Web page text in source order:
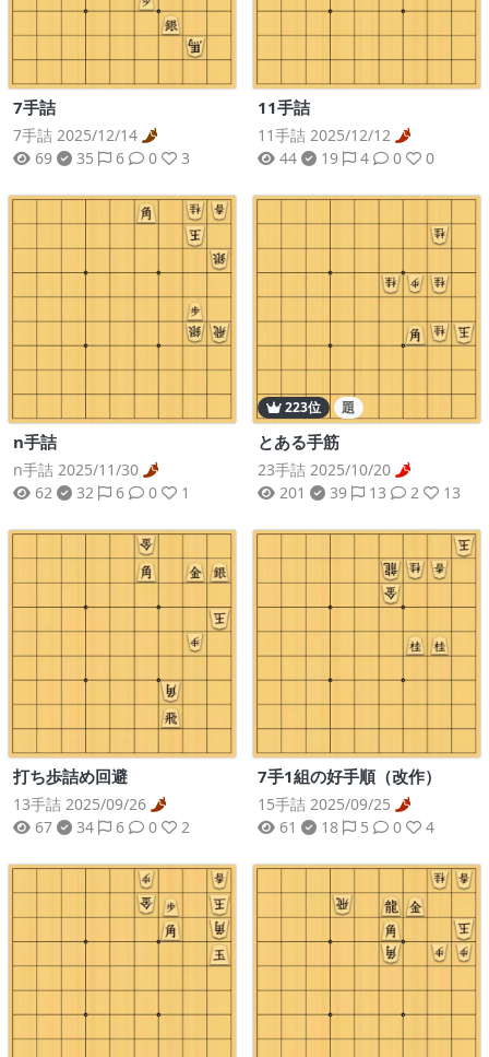
7手詰
7手詰 2025/12/14
69
35 6 0 3
11手詰
11手詰 2025/12/12
44
19 4 0 0
n手詰
n手詰 2025/11/30
62
32 6 0 1
223位 題
とある手筋
23手詰 2025/10/20
201
39 13 2 13
打ち歩詰め回避
13手詰 2025/09/26
67
34 6 0 2
7手1組の好手順（改作）
15手詰 2025/09/25
61
18 5 0 4